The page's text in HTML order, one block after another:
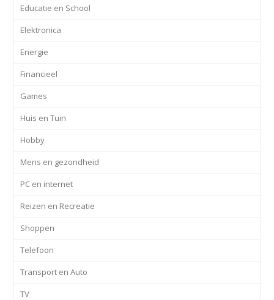
Educatie en School
Elektronica
Energie
Financieel
Games
Huis en Tuin
Hobby
Mens en gezondheid
PC en internet
Reizen en Recreatie
Shoppen
Telefoon
Transport en Auto
TV